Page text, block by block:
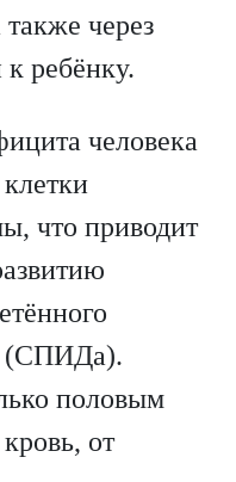
через
к ребёнку.
человека
что приводит
(СПИДа).
половым
от